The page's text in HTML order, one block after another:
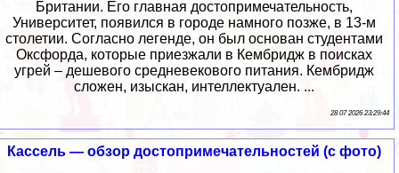
Британии. Его главная достопримечательность,
Университет, появился в городе намного позже, в 13-м
столетии. Согласно легенде, он был основан студентами
Оксфорда, которые приезжали в Кембридж в поисках
угрей – дешевого средневекового питания. Кембридж
сложен, изыскан, интеллектуален. ...
28 07 2026 23:29:44
Кассель — обзор достопримечательностей (с фото)